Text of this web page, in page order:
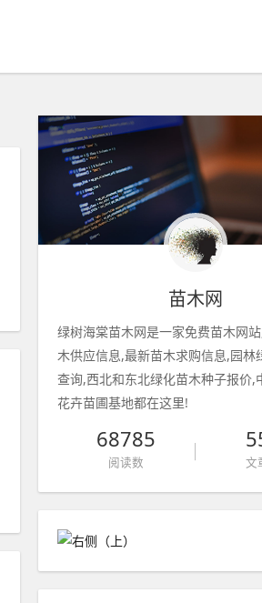
苗木网
绿树海棠苗木网是一家免费苗木网
木供应信息,最新苗木求购信息,园林
查询,西北和东北绿化苗木种子报价,
花卉苗圃基地都在这里!
68785
阅读数 文